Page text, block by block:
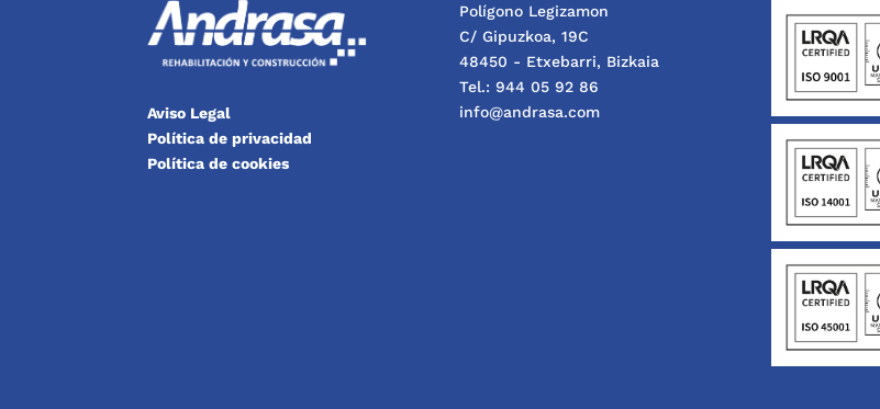
Aviso Legal
Política de privacidad
Política de cookies
Polígono Legizamon
C/ Gipuzkoa, 19C
48450 - Etxebarri, Bizkaia
Tel.: 944 05 92 86
info@andrasa.com